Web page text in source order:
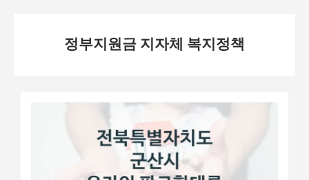
정부지원금 지자체 복지정책